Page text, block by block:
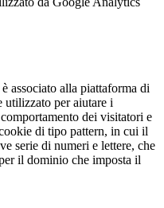
associato alla piattaforma di
per aiutare i
dei visitatori e
di tipo pattern, in cui il
serie di numeri e lettere, che
il dominio che imposta il